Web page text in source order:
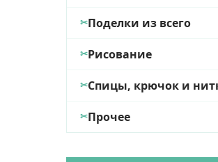
Поделки из всего
Рисование
Спицы, крючок и
Прочее